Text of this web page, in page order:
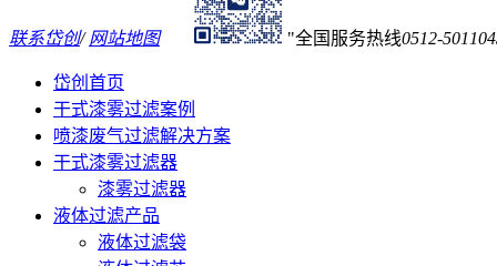
联系岱创/网站地图 全国服务热线0512-
岱创首页
干式漆雾过滤案例
喷漆废气过滤解决方案
干式漆雾过滤器
漆雾过滤器
液体过滤产品
液体过滤袋